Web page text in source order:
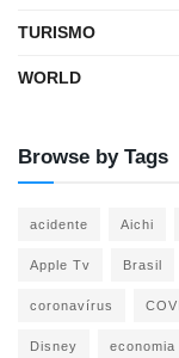
TURISMO
WORLD
Browse by Tags
acidente Aichi
Apple Tv Brasil
coronavírus
Disney economia